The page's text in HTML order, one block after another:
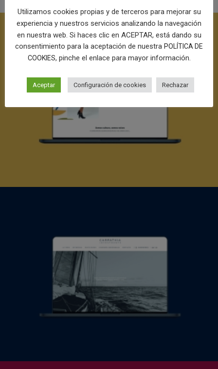
Utilizamos cookies propias y de terceros para mejorar su
experiencia y nuestros servicios analizando la navegación
en nuestra web. Si haces clic en ACEPTAR, está dando su
consentimiento para la aceptación de nuestra POLÍTICA DE
COOKIES, pinche el enlace para mayor información.
Aceptar Configuración de cookies Rechazar